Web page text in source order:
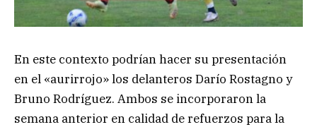
En este contexto podrían hacer su presentación
en el «aurirrojo» los delanteros Darío Rostagno y
Bruno Rodríguez. Ambos se incorporaron la
semana anterior en calidad de refuerzos para la